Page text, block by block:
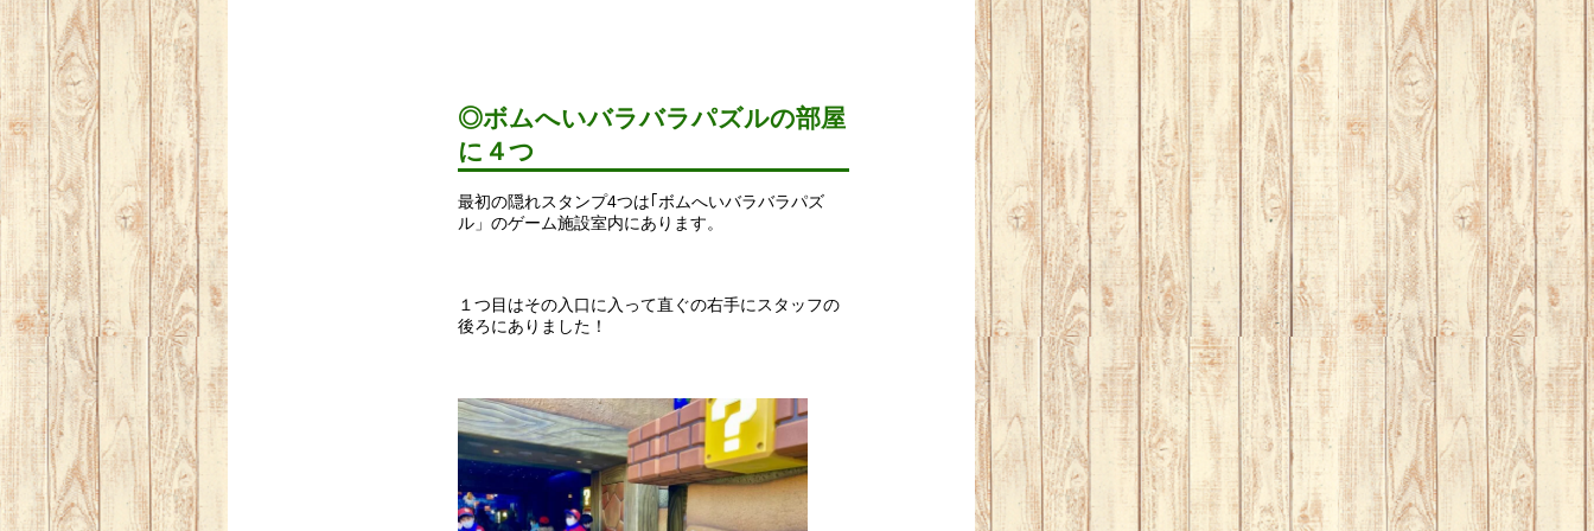
◎ボムへいバラバラパズルの部屋
に４つ
最初の隠れスタンプ4つは｢ ボムへいバラバラパズ
ル 」のゲーム施設室内にあります。
１つ目はその入口に入って直ぐの右手にスタッフの
後ろにありました！